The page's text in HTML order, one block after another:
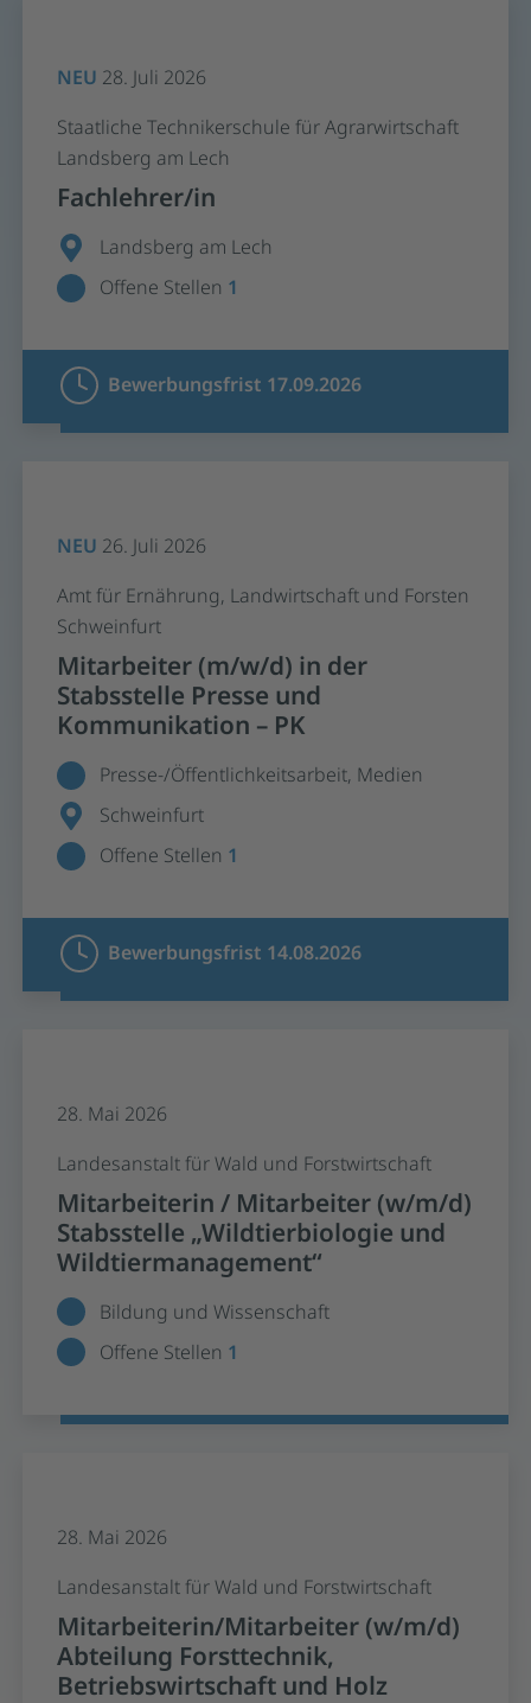
NEU 28. Juli 2026
Staatliche Technikerschule für Agrarwirtschaft
Landsberg am Lech
Fachlehrer/in
Landsberg am Lech
Offene Stellen 1
Bewerbungsfrist 17.09.2026
NEU 26. Juli 2026
Amt für Ernährung, Landwirtschaft und Forsten
Schweinfurt
Mitarbeiter (m/w/d) in der
Stabsstelle Presse und
Kommunikation – PK
Presse-/Öffentlichkeitsarbeit, Medien
Schweinfurt
Offene Stellen 1
Bewerbungsfrist 14.08.2026
28. Mai 2026
Landesanstalt für Wald und Forstwirtschaft
Mitarbeiterin / Mitarbeiter (w/m/d)
Stabsstelle „Wildtierbiologie und
Wildtiermanagement“
Bildung und Wissenschaft
Offene Stellen 1
28. Mai 2026
Landesanstalt für Wald und Forstwirtschaft
Mitarbeiterin/Mitarbeiter (w/m/d)
Abteilung Forsttechnik,
Betriebswirtschaft und Holz